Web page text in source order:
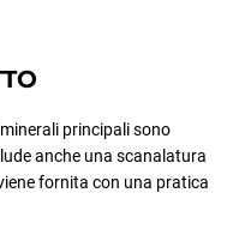
principali sono
anche una scanalatura
fornita con una pratica